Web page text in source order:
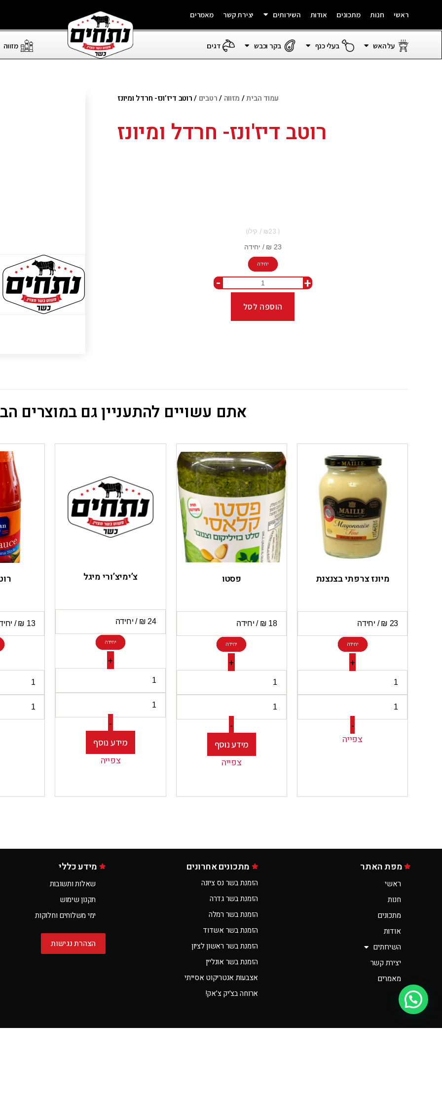
ראשי חנות מתכונים אודות השירותים יצירת קשר מאמרים
על האש בעלי כנף בקר וכבש דגים מזווה
עמוד הבית/ מזווה /רטבים / רוטב דיז’ונז- חרדל ומיונז
רוטב דיז'ונז- חרדל ומיונז
23
יחידה
+
-
הוספה לסל
אתם עשויים להתעניין גם במוצרים
מיונז צרפתי בצנצנת
יחידה
+
-
צפייה
פסטו
יחידה
+
-
מידע נוסף
צפייה
צ’ימיצ’ורי מיגל
יחידה
+
-
מידע נוסף
צפייה
מפת האתר
ראשי
חנות
מתכונים
אודות
השירותים
יצירת קשר
מאמרים
מתכונים אחרונים
הזמנת בשר נס ציונה
הזמנת בשר גדרה
הזמנת בשר רמלה
הזמנת בשר אשדוד
הזמנת בשר ראשון לציון
הזמנת בשר אונליין
אצבעות אנטריקוט אסייתי
ארוחה בצ’יק צ’אק!
מידע כללי
שאלות ותשובות
תקנון שימוש
ימי משלוחים וחלוקות
הצהרת נגישות